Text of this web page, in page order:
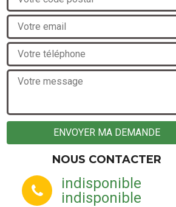
NOUS CONTACTER
indisponible
indisponible